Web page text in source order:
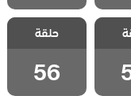
هذا
يسعني
57
مسلسل هذا
العالم لا يسعني
مدبلج الحلقة 56
حلقة
56